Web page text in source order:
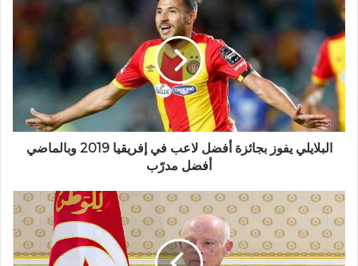
البلايلي يفوز بجائزة أفضل لاعب في إفريقيا 2019 وبالماضي
أفضل مدرّب